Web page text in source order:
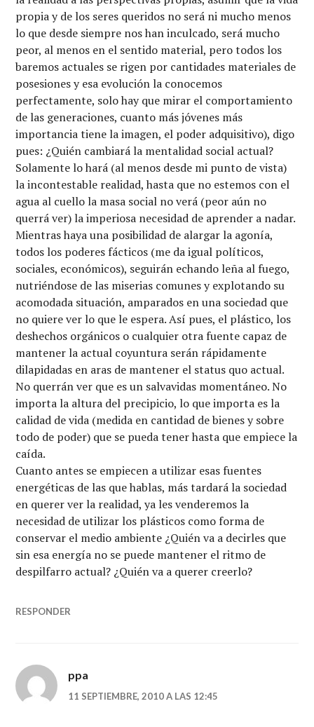
propia y de los seres queridos no será ni mucho menos
lo que desde siempre nos han inculcado, será mucho
peor, al menos en el sentido material, pero todos los
baremos actuales se rigen por cantidades materiales de
posesiones y esa evolución la conocemos
perfectamente, solo hay que mirar el comportamiento
de las generaciones, cuanto más jóvenes más
importancia tiene la imagen, el poder adquisitivo), digo
pues: ¿Quién cambiará la mentalidad social actual?
Solamente lo hará (al menos desde mi punto de vista)
la incontestable realidad, hasta que no estemos con el
agua al cuello la masa social no verá (peor aún no
querrá ver) la imperiosa necesidad de aprender a nadar.
Mientras haya una posibilidad de alargar la agonía,
todos los poderes fácticos (me da igual políticos,
sociales, económicos), seguirán echando leña al fuego,
nutriéndose de las miserias comunes y explotando su
acomodada situación, amparados en una sociedad que
no quiere ver lo que le espera. Así pues, el plástico, los
deshechos orgánicos o cualquier otra fuente capaz de
mantener la actual coyuntura serán rápidamente
dilapidadas en aras de mantener el status quo actual.
No querrán ver que es un salvavidas momentáneo. No
importa la altura del precipicio, lo que importa es la
calidad de vida (medida en cantidad de bienes y sobre
todo de poder) que se pueda tener hasta que empiece la
caída.
Cuanto antes se empiecen a utilizar esas fuentes
energéticas de las que hablas, más tardará la sociedad
en querer ver la realidad, ya les venderemos la
necesidad de utilizar los plásticos como forma de
conservar el medio ambiente ¿Quién va a decirles que
sin esa energía no se puede mantener el ritmo de
despilfarro actual? ¿Quién va a querer creerlo?
RESPONDER
ppa
11 SEPTIEMBRE, 2010 A LAS 12:45